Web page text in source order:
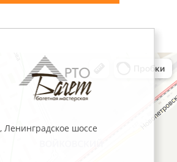
,Ленинградское шоссе